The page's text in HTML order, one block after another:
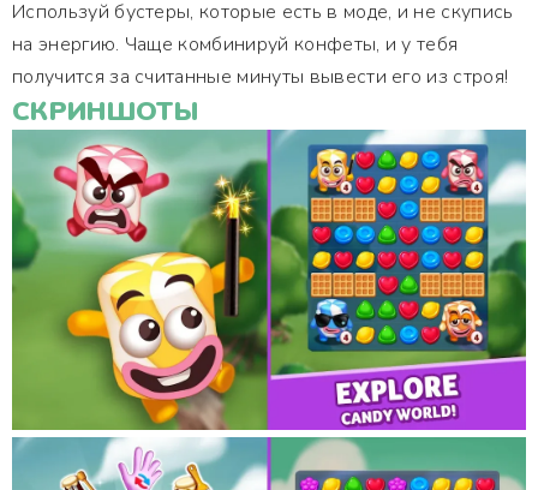
Используй бустеры, которые есть в моде, и не скупись
на энергию. Чаще комбинируй конфеты, и у тебя
получится за считанные минуты вывести его из строя!
СКРИНШОТЫ